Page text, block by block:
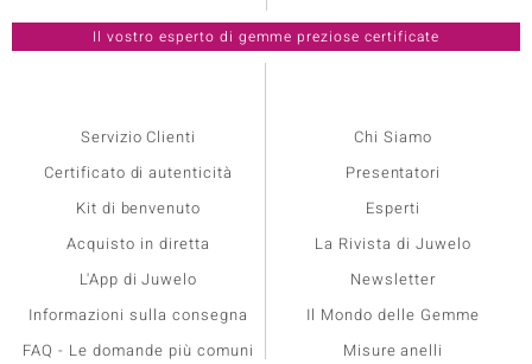
Servizio Clienti
Certificato di autenticità
Kit di benvenuto
Acquisto in diretta
L'App di Juwelo
Informazioni sulla consegna
FAQ - Le domande più comuni
Chi Siamo
Presentatori
Esperti
La Rivista di Juwelo
Newsletter
Il Mondo delle Gemme
Misure anelli